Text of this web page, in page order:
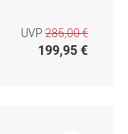
UVP 285,00 €
199,95 €